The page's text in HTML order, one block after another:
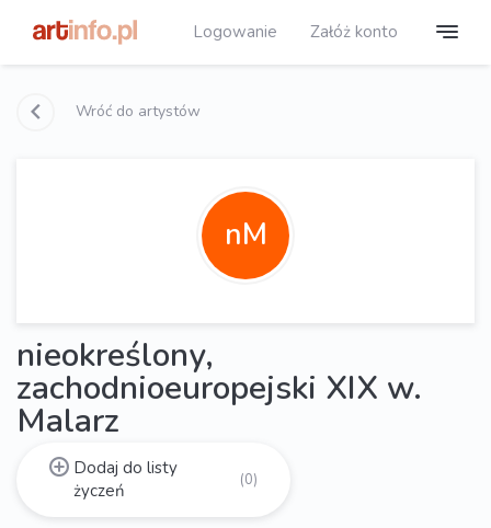
Logowanie Załóż konto
Wróć do artystów
nM
nieokreślony,
zachodnioeuropejski XIX w.
Malarz
Dodaj do listy
życzeń
(0)